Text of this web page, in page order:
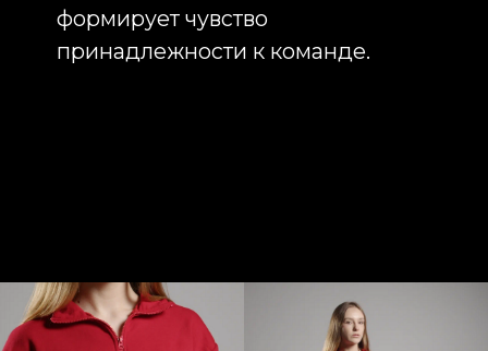
логотипом, толстовки с логотипом,
свитшоты с логотипом, футболки,
поло и бейсболки различных
стилю компании.
Индивидуальный пошив
корпоративной одежды — это